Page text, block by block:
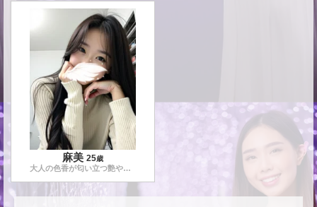
麻美 25歳
大人の色香が匂い立つ艶やかなエステティシャンです。